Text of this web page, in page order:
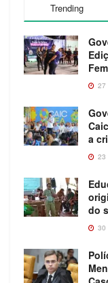
Trending
27
a
23
do
30